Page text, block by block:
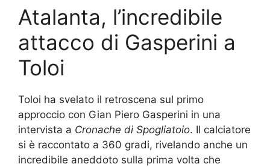
Atalanta, l’incredibile
attacco di Gasperini a
Toloi
Toloi ha svelato il retroscena sul primo
approccio con Gian Piero Gasperini in una
intervista a Cronache di Spogliatoio. Il calciatore
si è raccontato a 360 gradi, rivelando anche un
incredibile aneddoto sulla prima volta che